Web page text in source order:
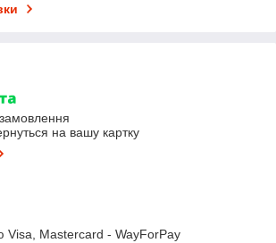
на вашу картку
Visa, Mastercard - WayForPay